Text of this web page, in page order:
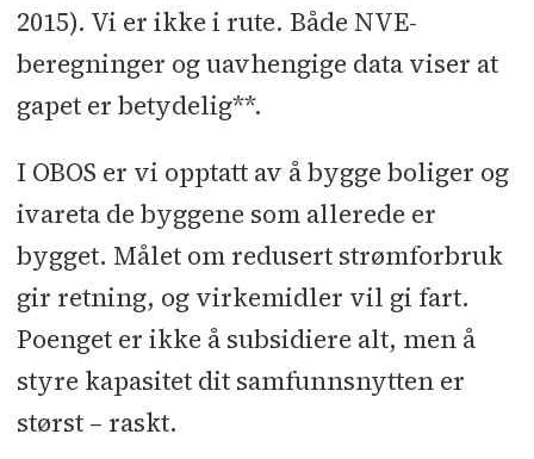
2015). Vi er ikke i rute. Både NVE-
beregninger og uavhengige data viser at
gapet er betydelig**.
I OBOS er vi opptatt av å bygge boliger og
ivareta de byggene som allerede er
bygget. Målet om redusert strømforbruk
gir retning, og virkemidler vil gi fart.
Poenget er ikke å subsidiere alt, men å
styre kapasitet dit samfunnsnytten er
størst – raskt.